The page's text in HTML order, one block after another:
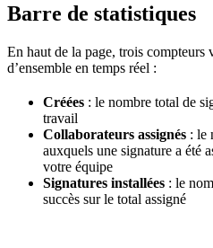
Barre de statistiques
En haut de la page, trois compteurs
d’ensemble en temps réel :
Créées : le nombre total de
travail
Collaborateurs assignés : le
auxquels une signature a été
votre équipe
Signatures installées : le
succès sur le total assigné